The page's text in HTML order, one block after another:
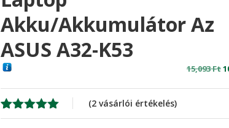
Akku/akkumulátor Az
ASUS A32-K53
15,093Ft
Értékelés
2
(2vásárlói értékelés)